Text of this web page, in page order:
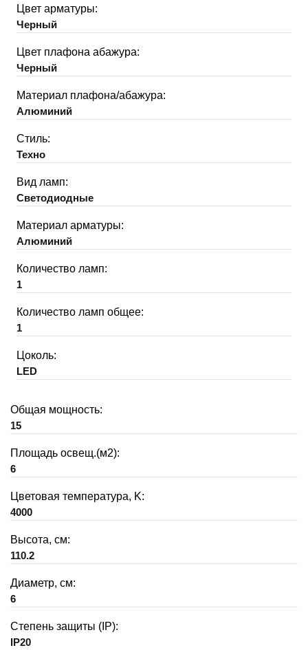
Цвет арматуры:
Черный
Цвет плафона абажура:
Черный
Материал плафона/абажура:
Алюминий
Стиль:
Техно
Вид ламп:
Светодиодные
Материал арматуры:
Алюминий
Количество ламп:
1
Количество ламп общее:
1
Цоколь:
LED
Общая мощность:
15
Площадь освещ.(м2):
6
Цветовая температура, K:
4000
Высота, см:
110.2
Диаметр, см:
6
Степень защиты (IP):
IP20